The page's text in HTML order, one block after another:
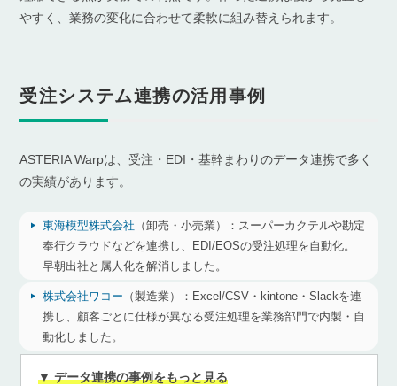
やすく、業務の変化に合わせて柔軟に組み替えられます。
受注システム連携の活用事例
ASTERIA Warpは、受注・EDI・基幹まわりのデータ連携で多く
の実績があります。
東海模型株式会社 （卸売・小売業）： スーパーカクテルや勘定
奉行クラウドなどを連携し、EDI/EOSの受注処理を自動化。
早朝出社と属人化を解消しました。
株式会社ワコー （製造業）： Excel/CSV・kintone・Slackを連
携し、顧客ごとに仕様が異なる受注処理を業務部門で内製・自
動化しました。
▼ データ連携の事例をもっと見る